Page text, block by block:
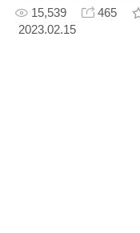
15,539 465
2023.02.15